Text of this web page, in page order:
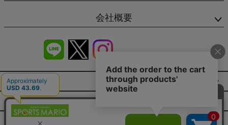
会社概要
商品レビュー
会社概要（HP）